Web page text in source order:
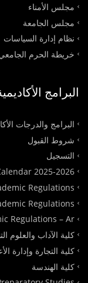
مجلس الأمناء
مجلس الجامعة
نظام إدارة السياسات
خريطة الحرم
البرامج
البرامج والدرجات
شروط القبول
التسجيل
2025-2026
Regulations
Regulations
Regulations – Ar
كلية الآداب والعلوم
كلية التجارة وإدارة
كلية الهندسة